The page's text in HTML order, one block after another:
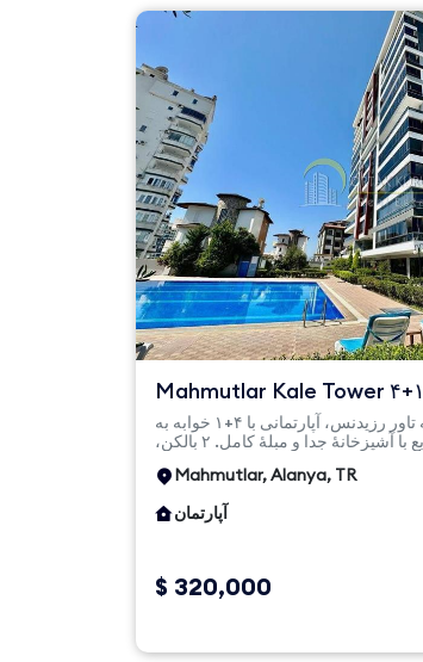
Mahmutlar Kale Tower ۴+۱ آپارتمان مبله کامل
– ۱۶۵ متر مربع، ...
در محمودلار، کاله تاور رزیدنس، آپارتمانی با ۴+۱ خوابه به
مساحت ۱۶۵ مترمربع با آشپزخانهٔ جدا و مبلهٔ کامل. ۲ بالکن،
Mahmutlar, Alanya, TR
آپارتمان
$ 320,000